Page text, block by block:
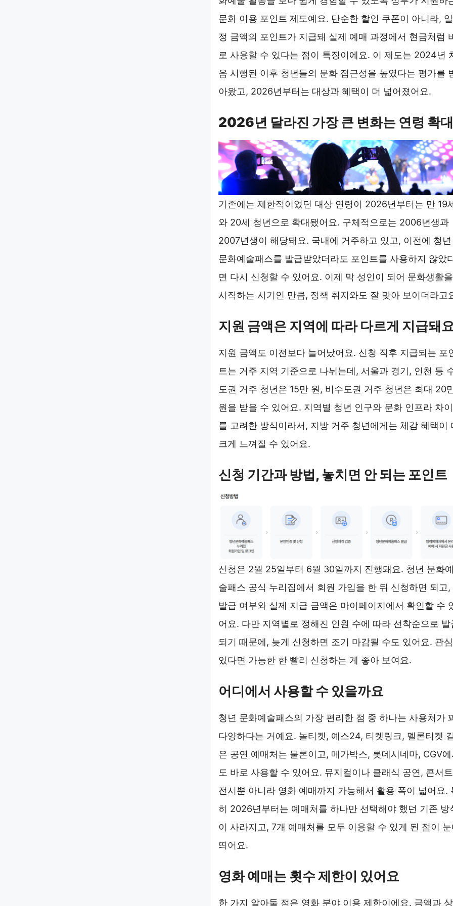
문화 이용 포인트 제도예요. 단순한 할인 쿠폰이 아니라, 일
정 금액의 포인트가 지급돼 실제 예매 과정에서 현금처럼
로 사용할 수 있다는 점이 특징이에요. 이 제도는 2024년
음 시행된 이후 청년들의 문화 접근성을 높였다는 평가를
아왔고, 2026년부터는 대상과 혜택이 더 넓어졌어요.
2026년 달라진 가장 큰 변화는 연령 확대
기존에는 제한적이었던 대상 연령이 2026년부터는 만 19
와 20세 청년으로 확대됐어요. 구체적으로는 2006년생과
2007년생이 해당돼요. 국내에 거주하고 있고, 이전에 청년
문화예술패스를 발급받았더라도 포인트를 사용하지 않았
면 다시 신청할 수 있어요. 이제 막 성인이 되어 문화생활을
시작하는 시기인 만큼, 정책 취지와도 잘 맞아 보이더라고
지원 금액은 지역에 따라 다르게 지급돼
지원 금액도 이전보다 늘어났어요. 신청 직후 지급되는 포
트는 거주 지역 기준으로 나뉘는데, 서울과 경기, 인천 등
도권 거주 청년은 15만 원, 비수도권 거주 청년은 최대 20
원을 받을 수 있어요. 지역별 청년 인구와 문화 인프라 차이
를 고려한 방식이라서, 지방 거주 청년에게는 체감 혜택이
크게 느껴질 수 있어요.
신청 기간과 방법, 놓치면 안 되는 포인트
신청은 2월 25일부터 6월 30일까지 진행돼요. 청년 문화예
술패스 공식 누리집에서 회원 가입을 한 뒤 신청하면 되고,
발급 여부와 실제 지급 금액은 마이페이지에서 확인할 수
어요. 다만 지역별로 정해진 인원 수에 따라 선착순으로 발
되기 때문에, 늦게 신청하면 조기 마감될 수도 있어요. 관심
있다면 가능한 한 빨리 신청하는 게 좋아 보여요.
어디에서 사용할 수 있을까요
청년 문화예술패스의 가장 편리한 점 중 하나는 사용처가
다양하다는 거예요. 놀티켓, 예스24, 티켓링크, 멜론티켓
은 공연 예매처는 물론이고, 메가박스, 롯데시네마, CGV에
도 바로 사용할 수 있어요. 뮤지컬이나 클래식 공연, 콘서
전시뿐 아니라 영화 예매까지 가능해서 활용 폭이 넓어요.
히 2026년부터는 예매처를 하나만 선택해야 했던 기존 방
이 사라지고, 7개 예매처를 모두 이용할 수 있게 된 점이 눈
띄어요.
영화 예매는 횟수 제한이 있어요
한 가지 알아둘 점은 영화 분야 이용 제한이에요. 금액과 상